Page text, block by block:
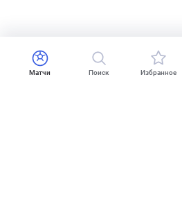
Матчи Поиск Избранное